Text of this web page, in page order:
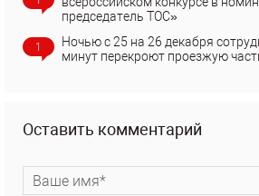
председатель ТОС»
1
Ночью с 25 на 26 декабря
минут перекроют проезжую
Оставить комментарий